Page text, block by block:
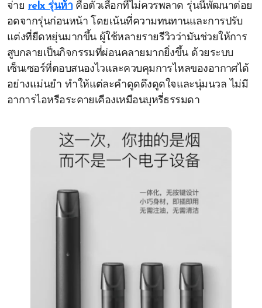
จ่าย relx รุ่นห้าคือตัวเลือกที่ไม่ควรพลาด รุ่นนี้พัฒนาต่อย
อดจากรุ่นก่อนหน้า โดยเน้นที่ความทนทานและการปรับ
แต่งที่ยืดหยุ่นมากขึ้น ผู้ใช้หลายรายรีวิวว่ามันช่วยให้การ
สูบกลายเป็นกิจกรรมที่ผ่อนคลายมากยิ่งขึ้น ด้วยระบบ
เซ็นเซอร์ที่ตอบสนองไวและควบคุมการไหลของอากาศได้
อย่างแม่นยำ ทำให้แต่ละคำดูดดึงดูดใจและนุ่มนวล ไม่มี
อาการไอหรือระคายเคืองเหมือนบุหรี่ธรรมดา